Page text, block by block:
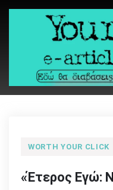
Skip
Your e-
Εδώ θα διαβάσεις
WORTH YOUR CLICK
«Έτερος Εγώ: